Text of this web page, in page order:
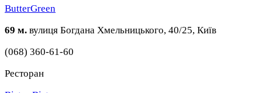
ButterGreen
69 м. вулиця Богдана Хмельницького, 40/25, Київ
(068) 360-61-60
Ресторан